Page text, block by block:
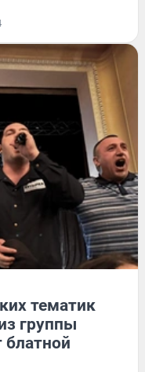
тематик
группы
блатной